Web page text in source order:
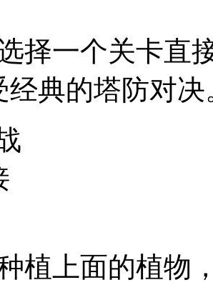
择一个关卡直
经典的塔防对决
植上面的植物